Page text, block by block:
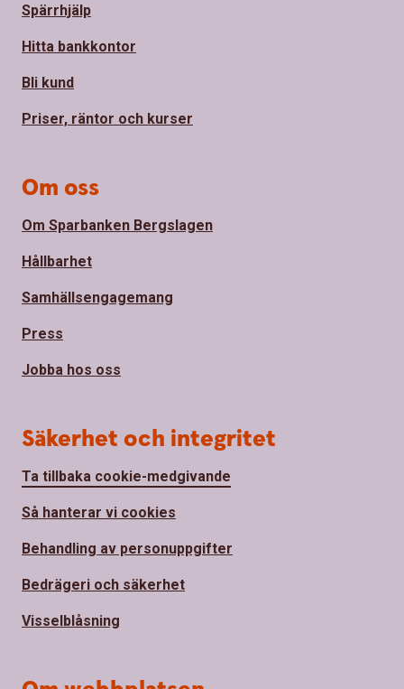
Spärrhjälp
Hitta bankkontor
Bli kund
Priser, räntor och kurser
Om oss
Om Sparbanken Bergslagen
Hållbarhet
Samhällsengagemang
Press
Jobba hos oss
Säkerhet och integritet
Ta tillbaka cookie-medgivande
Så hanterar vi cookies
Behandling av personuppgifter
Bedrägeri och säkerhet
Visselblåsning